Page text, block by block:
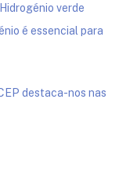
verde
é essencial para
destaca-nos nas